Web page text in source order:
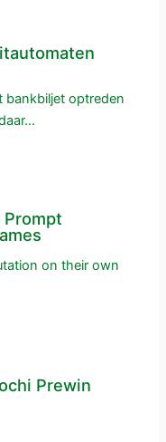
bankbiljet optreden
Prompt
on their own
Prewin